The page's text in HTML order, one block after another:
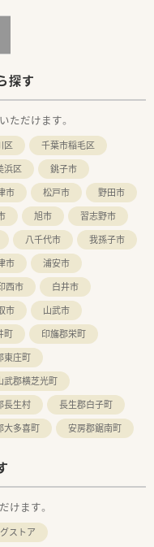
探す
ただけます。
区
千葉市稲毛区
浜区
銚子市
市 松戸市
野田市
旭市
習志野市
八千代市
我孫子市
市
浦安市
西市
白井市
市
山武市
町
印旛郡栄町
東庄町
武郡横芝光町
長生村
長生郡白子町
大多喜町 安房郡鋸南町
けます。
ストア